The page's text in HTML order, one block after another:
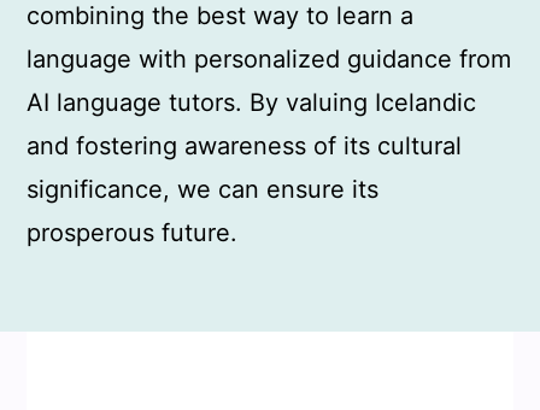
combining the best way to learn a
language with personalized guidance from
AI language tutors. By valuing Icelandic
and fostering awareness of its cultural
significance, we can ensure its
prosperous future.